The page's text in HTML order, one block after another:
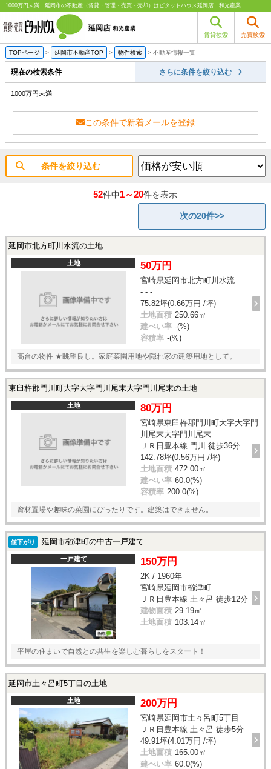
1000万円未満｜延岡市の不動産（賃貸・管理・売買・売却）はピタットハウス延岡店 和光産業
賃貸検索 売買検索
TOPページ > 延岡市不動産TOP > 物件検索 > 不動産情報一覧
現在の検索条件 さらに条件を絞り込む
1000万円未満
この条件で新着メールを登録
条件を絞り込む
52件中1～20件を表示
次の20件>>
延岡市北方町川水流の土地
土地 50万円
宮崎県延岡市北方町川水流
- - -
75.82坪(0.66万円 /坪)
土地面積 250.66㎡
建ぺい率 -(%)
容積率 -(%)
高台の物件 ★眺望良し。家庭菜園用地や隠れ家の建築用地として。
東臼杵郡門川町大字大字門川尾末大字門川尾末の土地
土地 80万円
宮崎県東臼杵郡門川町大字大字門
川尾末大字門川尾末
ＪＲ日豊本線 門川 徒歩36分
142.78坪(0.56万円 /坪)
土地面積 472.00㎡
建ぺい率 60.0(%)
容積率 200.0(%)
資材置場や趣味の菜園にぴったりです。建築はできません。
値下がり 延岡市櫛津町の中古一戸建て
一戸建て 150万円
2K / 1960年
宮崎県延岡市櫛津町
ＪＲ日豊本線 土々呂 徒歩12分
建物面積 29.19㎡
土地面積 103.14㎡
平屋の住まいで自然との共生を楽しむ暮らしをスタート！
延岡市土々呂町5丁目の土地
土地 200万円
宮崎県延岡市土々呂町5丁目
ＪＲ日豊本線 土々呂 徒歩5分
49.91坪(4.01万円 /坪)
土地面積 165.00㎡
建ぺい率 60.0(%)